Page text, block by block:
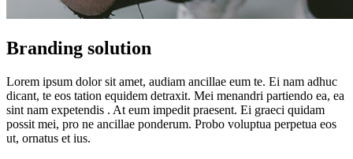
Branding solution
Lorem ipsum dolor sit amet, audiam ancillae eum te. Ei nam adhuc
dicant, te eos tation equidem detraxit. Mei menandri partiendo ea, ea
sint nam expetendis . At eum impedit praesent. Ei graeci quidam
possit mei, pro ne ancillae ponderum. Probo voluptua perpetua eos
ut, ornatus et ius.